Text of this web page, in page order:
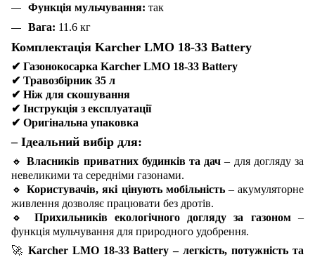
Функція мульчування: так
Вага: 11.6 кг
Комплектація Karcher LMO 18-33 Battery
✔ Газонокосарка Karcher LMO 18-33 Battery
✔ Травозбірник 35 л
✔ Ніж для скошування
✔ Інструкція з експлуатації
✔ Оригінальна упаковка
– Ідеальний вибір для:
🔸 Власників приватних будинків та дач – для догляду за
невеликими та середніми газонами.
🔸
Користувачів, які цінують мобільність– акумуляторне
живлення дозволяє працювати без дротів.
🔸
Прихильників екологічного догляду за газоном–
функція мульчування для природного удобрення.
🚀 Karcher LMO 18-33 Battery – легкість, потужність та